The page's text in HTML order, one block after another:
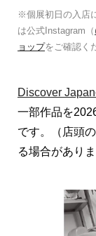
※個展初日の入店
は公式Instagram（
ョップをご確認く
Discover
一部作品を
です。（店頭
る場合がありま